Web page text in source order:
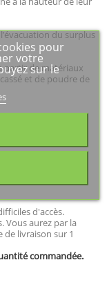
du surplus
partir de matériaux
et de poudre de
la base 28 cm x 28
d'accès.
Vous aurez par la
livraison sur 1
commandée.
pour
votre
sur le